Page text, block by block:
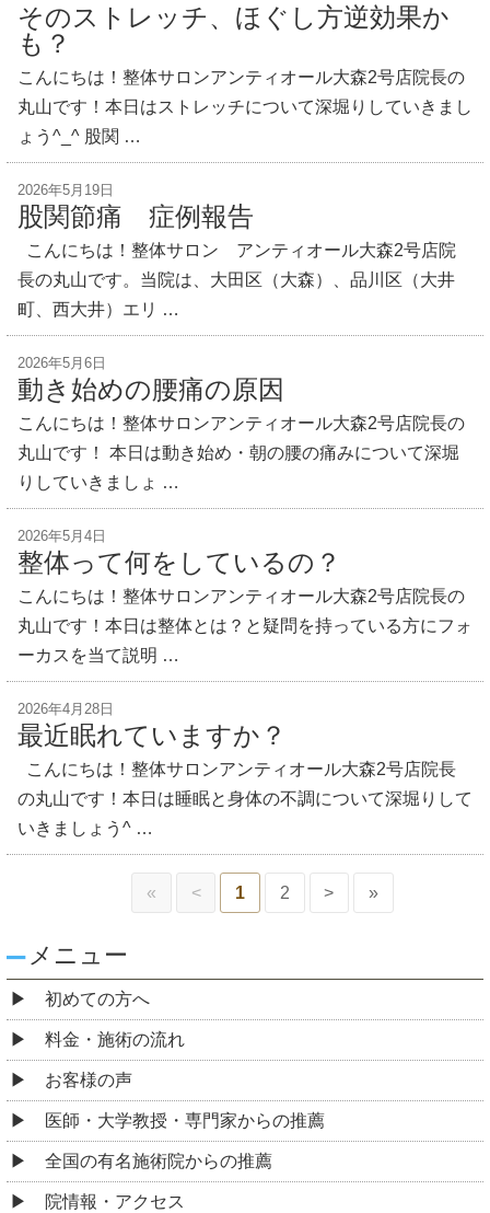
そのストレッチ、ほぐし方逆効果か
も？
こんにちは！整体サロンアンティオール大森2号店院長の
丸山です！本日はストレッチについて深堀りしていきまし
ょう^_^ 股関 …
2026年5月19日
股関節痛 症例報告
こんにちは！整体サロン アンティオール大森2号店院
長の丸山です。当院は、大田区（大森）、品川区（大井
町、西大井）エリ …
2026年5月6日
動き始めの腰痛の原因
こんにちは！整体サロンアンティオール大森2号店院長の
丸山です！ 本日は動き始め・朝の腰の痛みについて深堀
りしていきましょ …
2026年5月4日
整体って何をしているの？
こんにちは！整体サロンアンティオール大森2号店院長の
丸山です！本日は整体とは？と疑問を持っている方にフォ
ーカスを当て説明 …
2026年4月28日
最近眠れていますか？
こんにちは！整体サロンアンティオール大森2号店院長
の丸山です！本日は睡眠と身体の不調について深堀りして
いきましょう^ …
« < 1 2 > »
メニュー
初めての方へ
料金・施術の流れ
お客様の声
医師・大学教授・専門家からの推薦
全国の有名施術院からの推薦
院情報・アクセス